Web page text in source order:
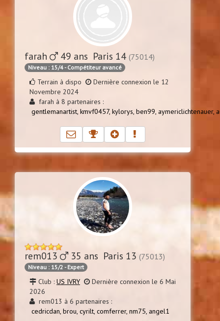
farah 49 ans Paris 14 (75014)
Niveau : 15/4 - Compétiteur avancé
Terrain à dispo
Dernière connexion le 12
Novembre 2024
farah à 8 partenaires :
gentlemanartist, kmvf0457, kylorys, ben99, aymericlichtenauer,
rem013 35 ans Paris 13 (75013)
Niveau : 15/2 - Expert
Club : US IVRY
Dernière connexion le 6 Mai
2026
rem013 à 6 partenaires :
cedricdan, brou, cyrilt, comferrer, nm75, angel1